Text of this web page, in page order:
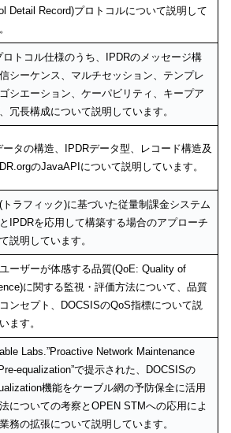
Detail Record)プロトコルについて説明して
ロトコル仕様のうち、IPDRのメッセージ構
シーケンス、マルチセッション、テンプレ
シエーション、ケーパビリティ、キープア
冗長構成について説明しています。
ータの構造、IPDRデータ型、レコード構造及
のJavaAPIについて説明しています。
トラフィック)に基づいた従量制課金システム
IPDRを応用して構築する場合のアプローチ
説明しています。
ーザーが体感する品質(QoE: Quality of
に関する監視・評価方法について、品質
ンセプト、DOCSISのQoS指標について説
ます。
Labs.”Proactive Network Maintenance
equalization”で提示された、DOCSISの
機能をケーブル網の予防保全に活用
についての考察とOPEN STMへの応用によ
務の拡張について説明しています。